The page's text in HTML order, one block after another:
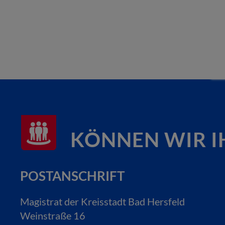
KÖNNEN WIR
POSTANSCHRIFT
Magistrat der Kreisstadt Bad Hersfeld
Weinstraße 16